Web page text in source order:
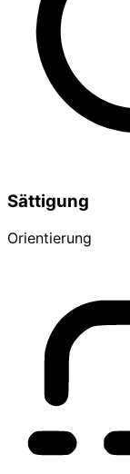
Sättigung
Orientierung